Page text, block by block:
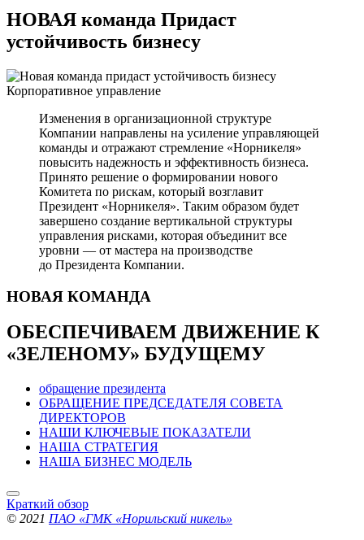
НОВАЯ команда Придаст
устойчивость бизнесу
Корпоративное управление
Изменения в организационной структуре
Компании направлены на усиление управляющей
команды и отражают стремление «Норникеля»
повысить надежность и эффективность бизнеса.
Принято решение о формировании нового
Комитета по рискам, который возглавит
Президент «Норникеля». Таким образом будет
завершено создание вертикальной структуры
управления рисками, которая объединит все
уровни — от мастера на производстве
до Президента Компании.
НОВАЯ КОМАНДА
ОБЕСПЕЧИВАЕМ ДВИЖЕНИЕ К
«ЗЕЛЕНОМУ» БУДУЩЕМУ
обращение президента
ОБРАЩЕНИЕ ПРЕДСЕДАТЕЛЯ СОВЕТА
ДИРЕКТОРОВ
НАШИ КЛЮЧЕВЫЕ ПОКАЗАТЕЛИ
НАША СТРАТЕГИЯ
НАША БИЗНЕС МОДЕЛЬ
Краткий обзор
© 2021 ПАО «ГМК «Норильский никель»